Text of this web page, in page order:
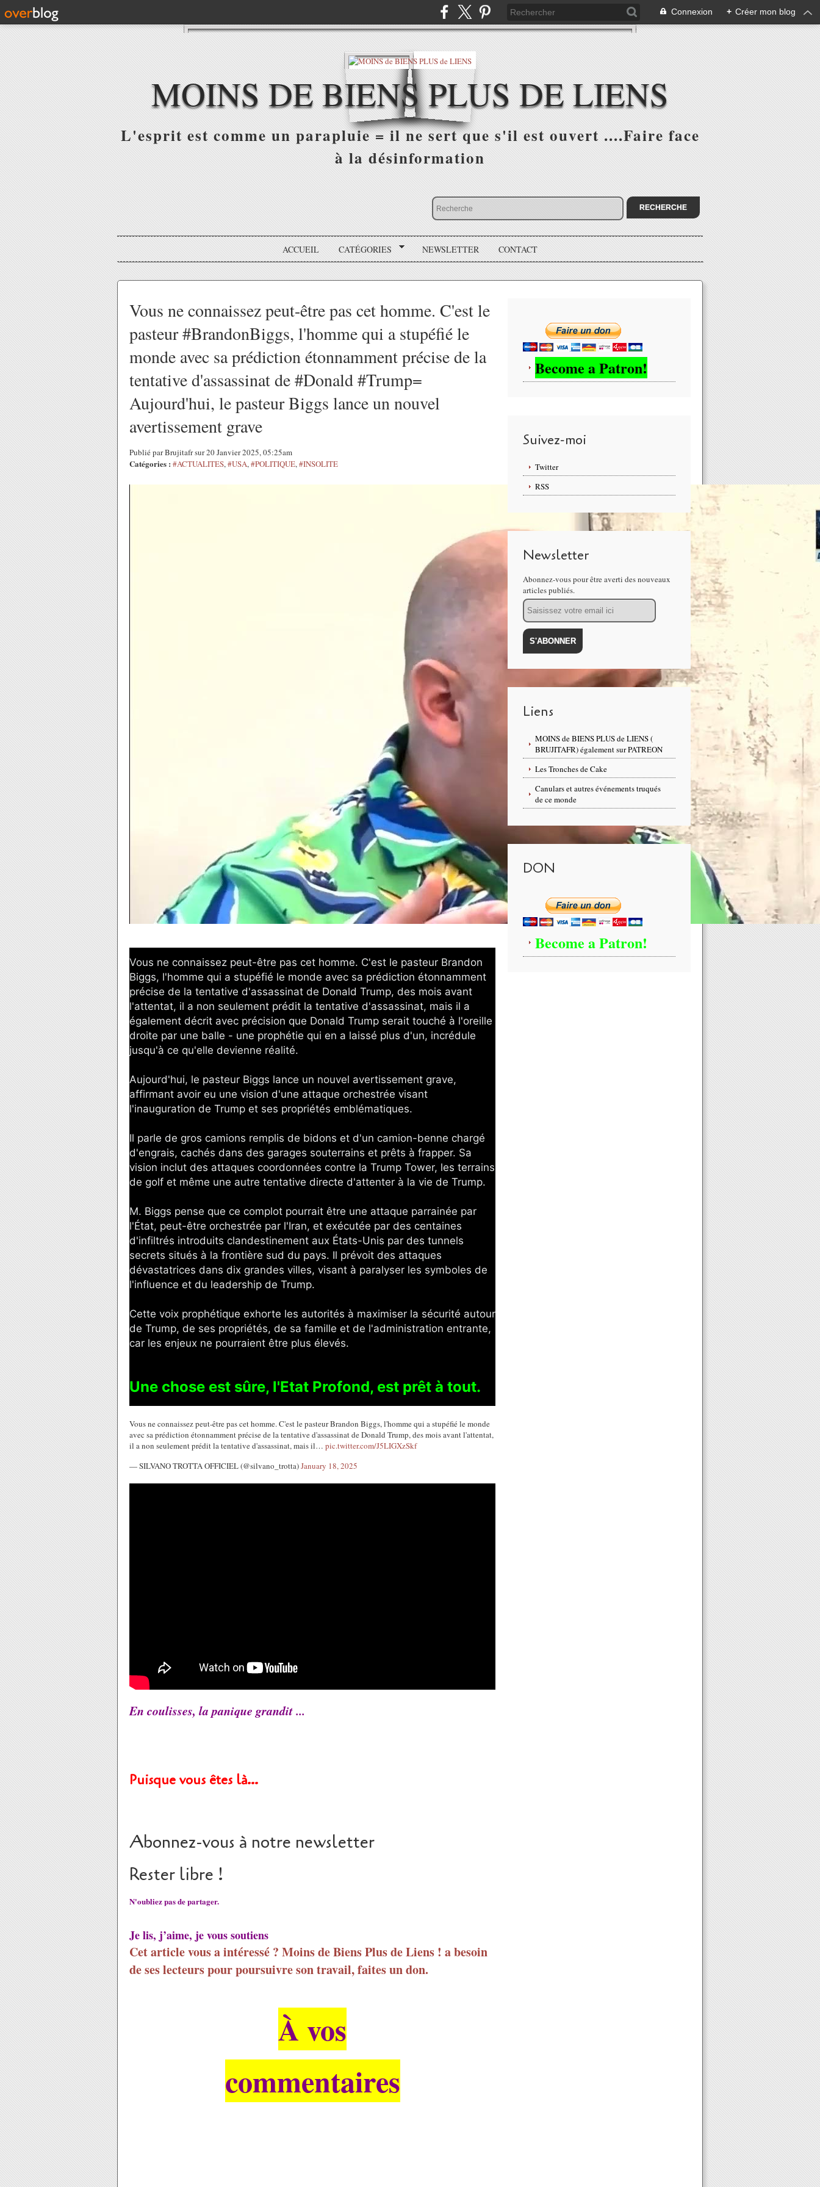
Connexion + Créer mon blog
MOINS DE BIENS PLUS DE LIENS
L'esprit est comme un parapluie = il ne sert que s'il est ouvert ....Faire face
à la désinformation
ACCUEIL CATÉGORIES NEWSLETTER CONTACT
Vous ne connaissez peut-être pas cet homme. C'est le
pasteur #BrandonBiggs, l'homme qui a stupéfié le
monde avec sa prédiction étonnamment précise de la
tentative d'assassinat de #Donald #Trump=
Aujourd'hui, le pasteur Biggs lance un nouvel
avertissement grave
Publié par Brujitafr sur 20 Janvier 2025, 05:25am
Catégories : #ACTUALITES,#USA,#POLITIQUE,#INSOLITE
Vous ne connaissez peut-être pas cet homme. C'est le pasteur Brandon
Biggs, l'homme qui a stupéfié le monde avec sa prédiction étonnamment
précise de la tentative d'assassinat de Donald Trump, des mois avant
l'attentat, il a non seulement prédit la tentative d'assassinat, mais il a
également décrit avec précision que Donald Trump serait touché à l'oreille
droite par une balle - une prophétie qui en a laissé plus d'un, incrédule
jusqu'à ce qu'elle devienne réalité.
Aujourd'hui, le pasteur Biggs lance un nouvel avertissement grave,
affirmant avoir eu une vision d'une attaque orchestrée visant
l'inauguration de Trump et ses propriétés emblématiques.
Il parle de gros camions remplis de bidons et d'un camion-benne chargé
d'engrais, cachés dans des garages souterrains et prêts à frapper. Sa
vision inclut des attaques coordonnées contre la Trump Tower, les terrains
de golf et même une autre tentative directe d'attenter à la vie de Trump.
M. Biggs pense que ce complot pourrait être une attaque parrainée par
l'État, peut-être orchestrée par l'Iran, et exécutée par des centaines
d'infiltrés introduits clandestinement aux États-Unis par des tunnels
secrets situés à la frontière sud du pays. Il prévoit des attaques
dévastatrices dans dix grandes villes, visant à paralyser les symboles de
l'influence et du leadership de Trump.
Cette voix prophétique exhorte les autorités à maximiser la sécurité autour
de Trump, de ses propriétés, de sa famille et de l'administration entrante,
car les enjeux ne pourraient être plus élevés.
Une chose est sûre, l'Etat Profond, est prêt à tout.
Vous ne connaissez peut-être pas cet homme. C'est le pasteur Brandon Biggs, l'homme qui a stupéfié le monde
avec sa prédiction étonnamment précise de la tentative d'assassinat de Donald Trump, des mois avant l'attentat,
il a non seulement prédit la tentative d'assassinat, mais il… pic.twitter.com/J5LIGXzSkf
— SILVANO TROTTA OFFICIEL (@silvano_trotta)January 18, 2025
En coulisses, la panique grandit ...
Puisque vous êtes là…
Abonnez-vous à notre newsletter
Rester libre !
N'oubliez pas de partager.
Je lis, j’aime, je vous soutiens
Cet article vous a intéressé ? Moins de Biens Plus de Liens ! a besoin
de ses lecteurs pour poursuivre son travail, faites un don.
À vos
commentaires
Become a Patron!
Suivez-moi
Twitter
RSS
Newsletter
Abonnez-vous pour être averti des nouveaux
articles publiés.
Email
Liens
MOINS de BIENS PLUS de LIENS (
BRUJITAFR) également sur PATREON
Les Tronches de Cake
Canulars et autres événements truqués
de ce monde
DON
Become a Patron!